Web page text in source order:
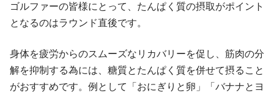
ゴルファーの皆様にとって、たんぱく質の摂取がポイント
となるのはラウンド直後です。
身体を疲労からのスムーズなリカバリーを促し、筋肉の分
解を抑制する為には、糖質とたんぱく質を併せて摂ること
がおすすめです。例として「おにぎりと卵」「バナナとヨ